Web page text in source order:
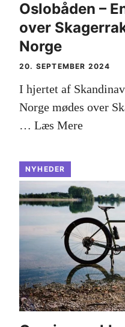
Oslobåden –
over
Norge
20. SEPTEMBER 2024
I hjertet af
Norge mødes over
… Læs Mere
NYHEDER